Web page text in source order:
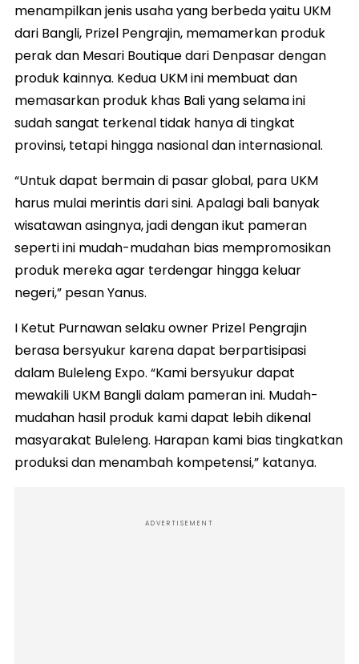
menampilkan jenis usaha yang berbeda yaitu UKM
dari Bangli, Prizel Pengrajin, memamerkan produk
perak dan Mesari Boutique dari Denpasar dengan
produk kainnya. Kedua UKM ini membuat dan
memasarkan produk khas Bali yang selama ini
sudah sangat terkenal tidak hanya di tingkat
provinsi, tetapi hingga nasional dan internasional.
“Untuk dapat bermain di pasar global, para UKM
harus mulai merintis dari sini. Apalagi bali banyak
wisatawan asingnya, jadi dengan ikut pameran
seperti ini mudah-mudahan bias mempromosikan
produk mereka agar terdengar hingga keluar
negeri,” pesan Yanus.
I Ketut Purnawan selaku owner Prizel Pengrajin
berasa bersyukur karena dapat berpartisipasi
dalam Buleleng Expo. “Kami bersyukur dapat
mewakili UKM Bangli dalam pameran ini. Mudah-
mudahan hasil produk kami dapat lebih dikenal
masyarakat Buleleng. Harapan kami bias tingkatkan
produksi dan menambah kompetensi,” katanya.
ADVERTISEMENT